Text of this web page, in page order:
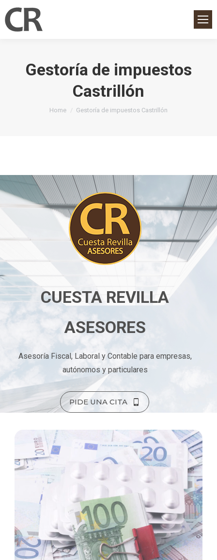
Gestoría de impuestos
Castrillón
You are here:
Home Gestoría de impuestos Castrillón
CUESTA REVILLA
ASESORES
Asesoría Fiscal, Laboral y Contable para empresas,
autónomos y particulares
PIDE UNA CITA